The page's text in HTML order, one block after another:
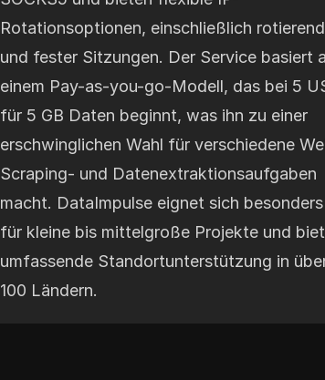
Rotationsoptionen, einschließlich
und fester Sitzungen. Der Service basiert
einem Pay-as-you-go-Modell, das bei 5
für 5 GB Daten beginnt, was ihn zu einer
erschwinglichen Wahl für verschiedene
Scraping- und Datenextraktionsaufgaben
macht. DataImpulse eignet sich besonders
für kleine bis mittelgroße Projekte und
umfassende Standortunterstützung in
100 Ländern.